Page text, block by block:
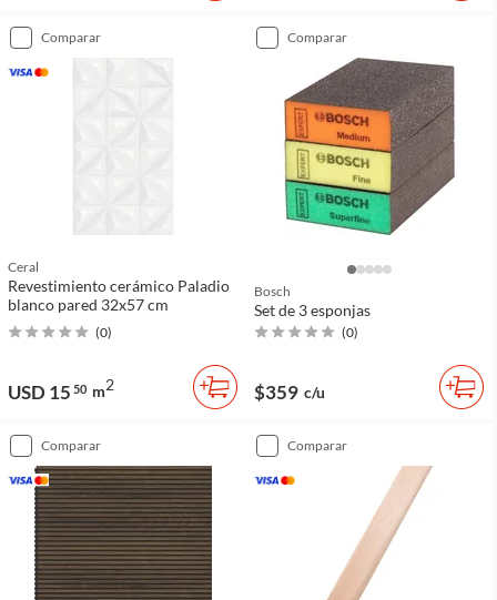
comparar
Ceral
Revestimiento cerámico Paladio
blanco pared 32x57 cm
(0)
USD 15 50 m2
comparar
Bosch
Set de 3 esponjas
(0)
$359 c/u
comparar comparar